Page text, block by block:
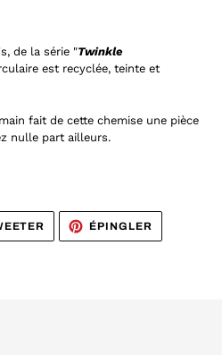
de la série "Twinkle
est recyclée, teinte et
fait de cette chemise une pièce
nulle part ailleurs.
TWEETER
SUR
TWITTER
ÉPINGLER
PINTEREST